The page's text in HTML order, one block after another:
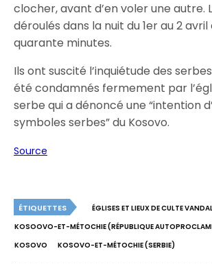
clocher, avant d’en voler une autre.
déroulés dans la nuit du 1er au 2
quarante minutes.
Ils ont suscité l’inquiétude des
été condamnés fermement par
serbe qui a dénoncé une “intention
symboles serbes” du Kosovo.
Source
ÉTIQUETTES
ÉGLISES ET LIEUX DE CULTE
KOSOOVO-ET-MÉTOCHIE (RÉPUBLIQUE
KOSOVO
KOSOVO-ET-MÉTOCHIE (SERBIE)